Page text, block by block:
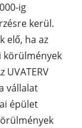
ig
kerül.
elő, ha az
körülmények
UVATERV
vállalat
épület